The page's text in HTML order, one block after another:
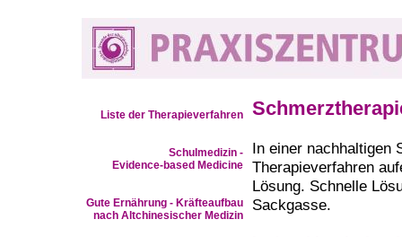
Liste der Therapieverfahren
Schulmedizin -
Evidence-based Medicine
Gute Ernährung - Kräfteaufbau
nach Altchinesischer Medizin
In einer nachhaltigen
Therapieverfahren
Lösung. Schnelle
Sackgasse.